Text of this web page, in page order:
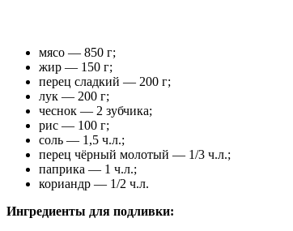
мясо — 850 г;
жир — 150 г;
перец сладкий — 200 г;
лук — 200 г;
чеснок — 2 зубчика;
рис — 100 г;
соль — 1,5 ч.л.;
перец чёрный молотый — 1/3 ч.л.;
паприка — 1 ч.л.;
кориандр — 1/2 ч.л.
Ингредиенты для подливки: